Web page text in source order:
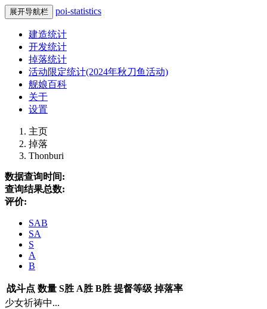
展开导航栏 poi-statistics
建造统计
开发统计
掉落统计
活动限定统计(2024年秋刀鱼活动)
舰娘百科
关于
设置
主页
掉落
Thonburi
数据查询时间:
查询结果总数:
评价:
SAB
SA
S
A
B
战斗点 数量 S胜 A胜 B胜 提督等级 掉落率
少女祈祷中...